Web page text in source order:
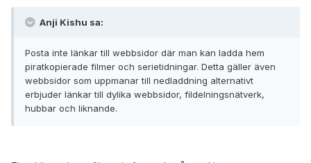
Anji Kishu sa:
Posta inte länkar till webbsidor där man kan ladda hem
piratkopierade filmer och serietidningar. Detta gäller även
webbsidor som uppmanar till nedladdning alternativt
erbjuder länkar till dylika webbsidor, fildelningsnätverk,
hubbar och liknande.